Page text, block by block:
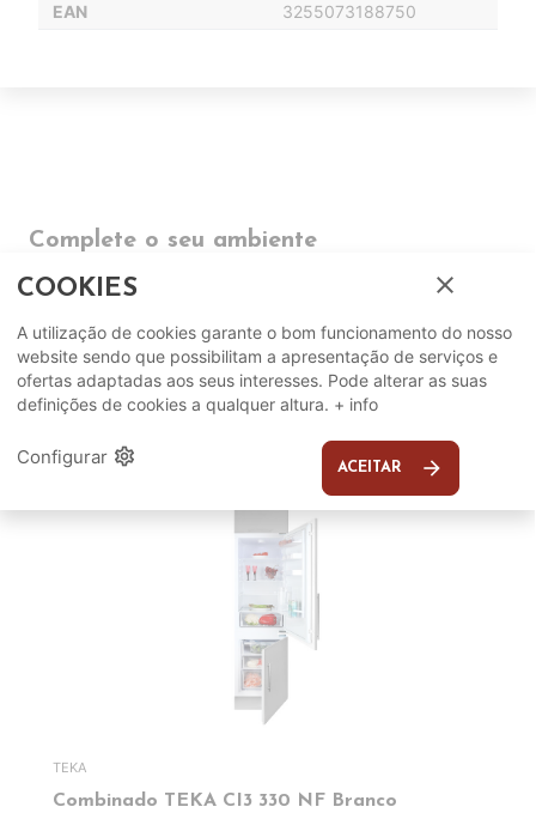
EAN 3255073188750
Complete o seu ambiente
COMPLEMENTOS
SUGERIDOS
TEKA
Combinado TEKA CI3 330 NF Branco
COOKIES close
A utilização de cookies garante o bom funcionamento do nosso
website sendo que possibilitam a apresentação de serviços e
ofertas adaptadas aos seus interesses. Pode alterar as suas
definições de cookies a qualquer altura. + info
Configurar settings ACEITAR arrow_forward